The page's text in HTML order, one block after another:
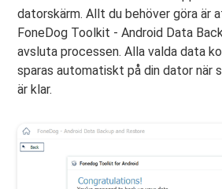
datorskärm. Allt du behöver göra är
FoneDog Toolkit - Android Data
avsluta processen. Alla valda data
sparas automatiskt på din dator när
är klar.